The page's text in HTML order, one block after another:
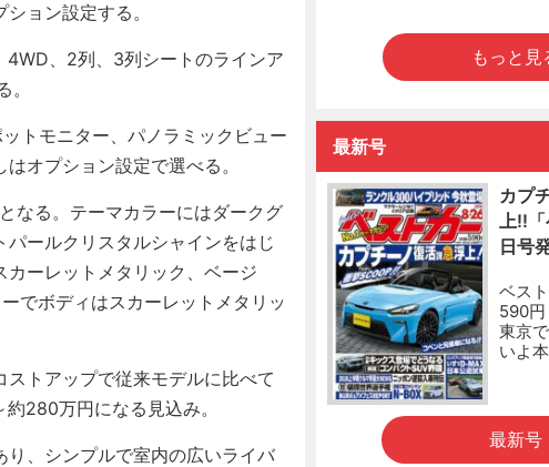
ョン設定する。
、2列、3列シートのラインア
トモニター、パノラミックビュー
オプション設定で選べる。
なる。テーマカラーにはダークグ
ールクリスタルシャインをはじ
ーレットメタリック、ベージ
でボディはスカーレットメタリッ
トアップで従来モデルに比べて
280万円になる見込み。
、シンプルで室内の広いライバ
もっと見
最新号
カプ
上!!
日号
ベス
590
東京
いよ
最新号